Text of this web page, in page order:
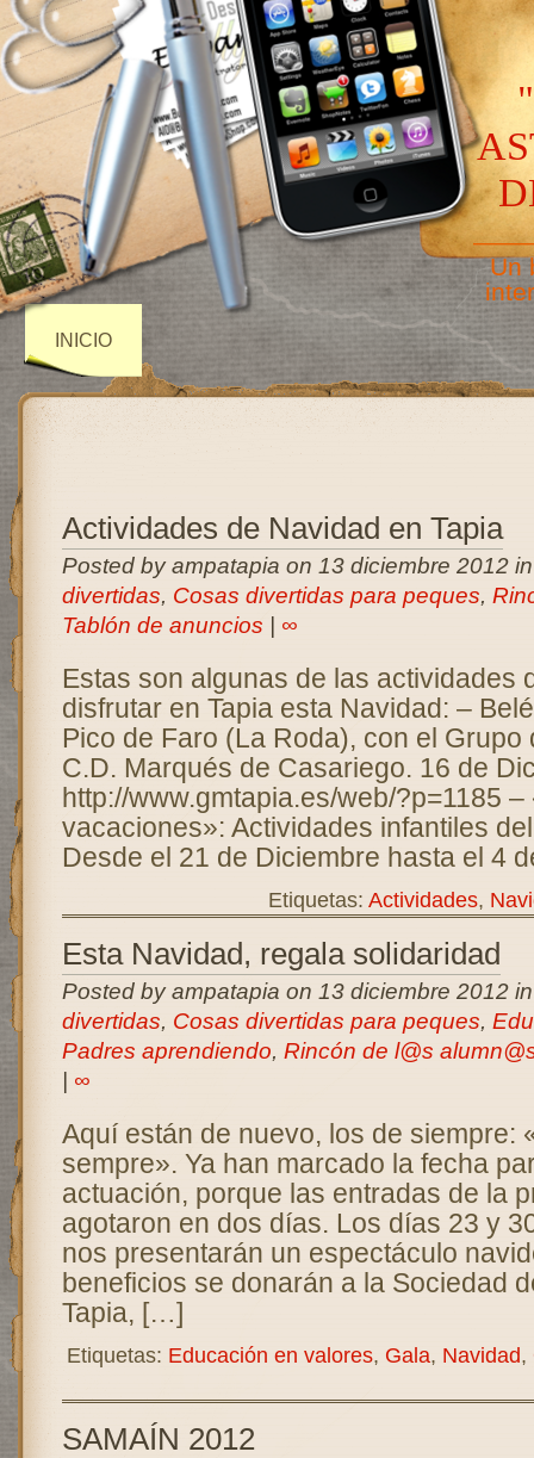
Un
INICIO
Actividades de Navidad en Tapia
Posted by ampatapia on 13 diciembre 2012
divertidas, Cosas divertidas para peques,
Tablón de anuncios
∞
Estas son algunas de las actividades
disfrutar en Tapia esta Navidad: –
Pico de Faro (La Roda), con el Grupo
C.D. Marqués de Casariego. 16 de
http://www.gmtapia.es/web/?p=1185
vacaciones»: Actividades infantiles
Desde el 21 de Diciembre hasta el 4
Etiquetas: Actividades,
Esta Navidad, regala solidaridad
Posted by ampatapia on 13 diciembre 2012
divertidas, Cosas divertidas para peques,
Padres aprendiendo, Rincón de l@s
∞
Aquí están de nuevo, los de siempre:
sempre». Ya han marcado la fecha
actuación, porque las entradas de la
agotaron en dos días. Los días 23 y
nos presentarán un espectáculo
beneficios se donarán a la Sociedad
Tapia, […]
Etiquetas: Educación en valores, Gala, Navidad,
SAMAÍN 2012